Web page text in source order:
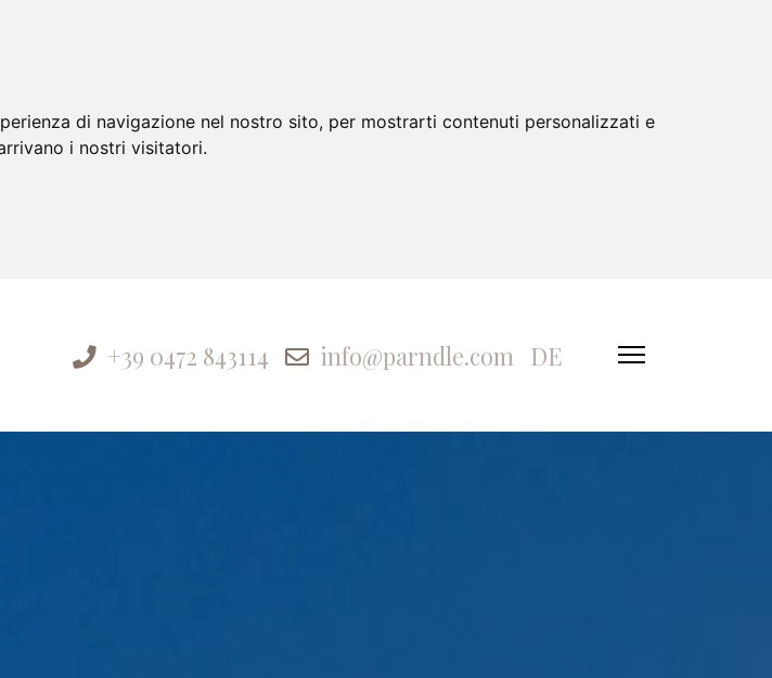
di navigazione nel nostro sito, per mostrarti contenuti personalizzati e
i nostri visitatori.
+39 0472 843114 info@parndle.com DE